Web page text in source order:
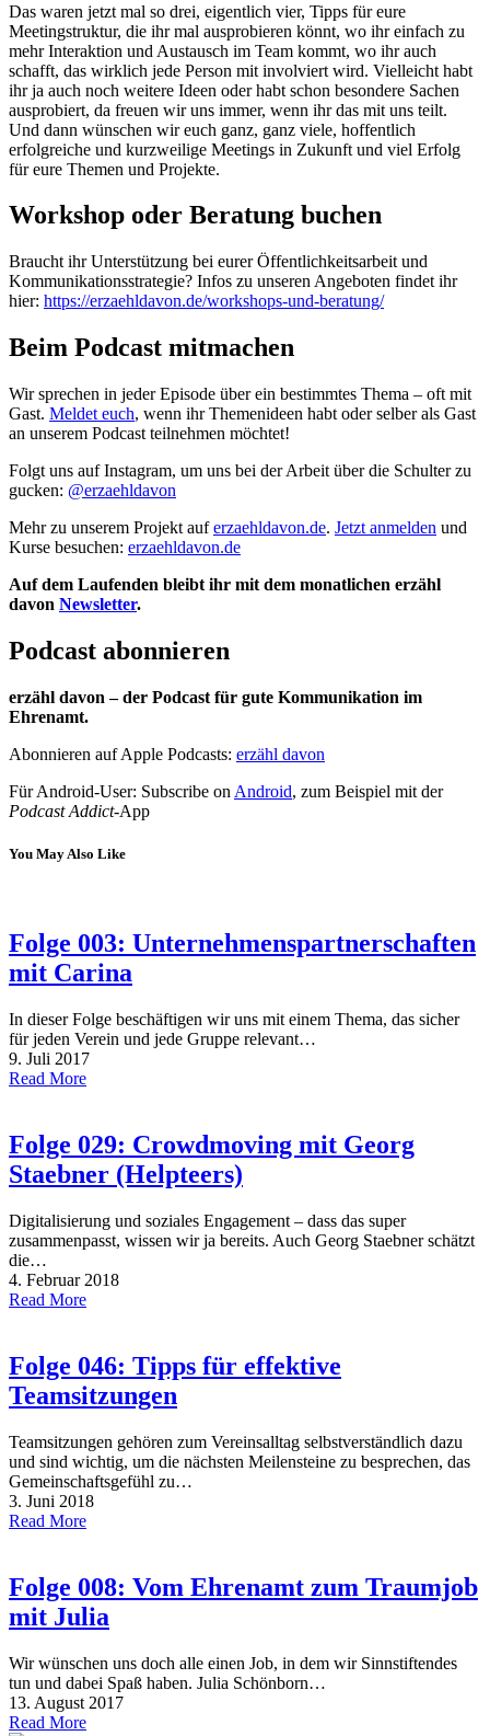
Das waren jetzt mal so drei, eigentlich vier, Tipps für eure
Meetingstruktur, die ihr mal ausprobieren könnt, wo ihr einfach zu
mehr Interaktion und Austausch im Team kommt, wo ihr auch
schafft, das wirklich jede Person mit involviert wird. Vielleicht habt
ihr ja auch noch weitere Ideen oder habt schon besondere Sachen
ausprobiert, da freuen wir uns immer, wenn ihr das mit uns teilt.
Und dann wünschen wir euch ganz, ganz viele, hoffentlich
erfolgreiche und kurzweilige Meetings in Zukunft und viel Erfolg
für eure Themen und Projekte.
Workshop oder Beratung buchen
Braucht ihr Unterstützung bei eurer Öffentlichkeitsarbeit und
Kommunikationsstrategie? Infos zu unseren Angeboten findet ihr
hier: https://erzaehldavon.de/workshops-und-beratung/
Beim Podcast mitmachen
Wir sprechen in jeder Episode über ein bestimmtes Thema – oft mit
Gast. Meldet euch, wenn ihr Themenideen habt oder selber als Gast
an unserem Podcast teilnehmen möchtet!
Folgt uns auf Instagram, um uns bei der Arbeit über die Schulter zu
gucken: @erzaehldavon
Mehr zu unserem Projekt auferzaehldavon.de. Jetzt anmelden und
Kurse besuchen: erzaehldavon.de
Auf dem Laufenden bleibt ihr mit dem monatlichen erzähl
davon Newsletter.
Podcast abonnieren
erzähl davon – der Podcast für gute Kommunikation im
Ehrenamt.
Abonnieren auf Apple Podcasts: erzähl davon
Für Android-User: Subscribe on Android, zum Beispiel mit der
Podcast Addict-App
You May Also Like
Folge 003: Unternehmenspartnerschaften
mit Carina
In dieser Folge beschäftigen wir uns mit einem Thema, das sicher
für jeden Verein und jede Gruppe relevant…
9. Juli 2017
Read More
Folge 029: Crowdmoving mit Georg
Staebner (Helpteers)
Digitalisierung und soziales Engagement – dass das super
zusammenpasst, wissen wir ja bereits. Auch Georg Staebner schätzt
die…
4. Februar 2018
Read More
Folge 046: Tipps für effektive
Teamsitzungen
Teamsitzungen gehören zum Vereinsalltag selbstverständlich dazu
und sind wichtig, um die nächsten Meilensteine zu besprechen, das
Gemeinschaftsgefühl zu…
3. Juni 2018
Read More
Folge 008: Vom Ehrenamt zum Traumjob
mit Julia
Wir wünschen uns doch alle einen Job, in dem wir Sinnstiftendes
tun und dabei Spaß haben. Julia Schönborn…
13. August 2017
Read More